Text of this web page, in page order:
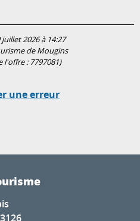
2026 à 14:27
de Mougins
l'offre : 7797081)
une erreur